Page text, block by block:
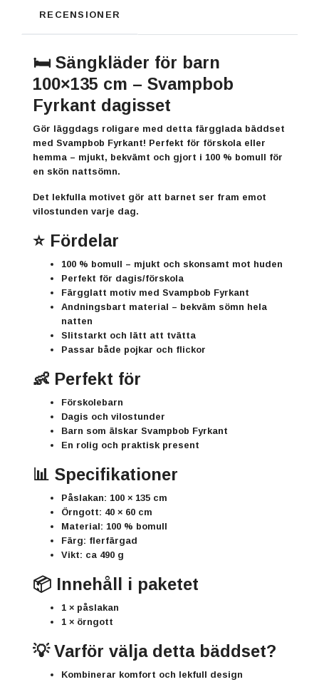
RECENSIONER
🛏️ Sängkläder för barn
100×135 cm – Svampbob
Fyrkant dagisset
Gör läggdags roligare med detta färgglada bäddset
med Svampbob Fyrkant! Perfekt för förskola eller
hemma – mjukt, bekvämt och gjort i 100 % bomull för
en skön nattsömn.
Det lekfulla motivet gör att barnet ser fram emot
vilostunden varje dag.
⭐ Fördelar
100 % bomull – mjukt och skonsamt mot huden
Perfekt för dagis/förskola
Färgglatt motiv med Svampbob Fyrkant
Andningsbart material – bekväm sömn hela
natten
Slitstarkt och lätt att tvätta
Passar både pojkar och flickor
👶 Perfekt för
Förskolebarn
Dagis och vilostunder
Barn som älskar Svampbob Fyrkant
En rolig och praktisk present
📊 Specifikationer
Påslakan: 100 × 135 cm
Örngott: 40 × 60 cm
Material: 100 % bomull
Färg: flerfärgad
Vikt: ca 490 g
📦 Innehåll i paketet
1 × påslakan
1 × örngott
💡 Varför välja detta bäddset?
Kombinerar komfort och lekfull design